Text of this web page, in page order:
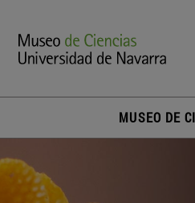
MUSEO DE